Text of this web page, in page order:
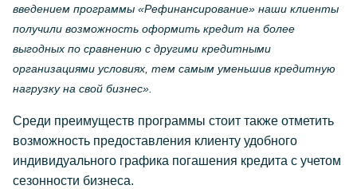
введением программы «Рефинансирование» наши клиенты
получили возможность оформить кредит на более
выгодных по сравнению с другими кредитными
организациями условиях, тем самым уменьшив кредитную
нагрузку на свой бизнес».
Среди преимуществ программы стоит также отметить
возможность предоставления клиенту удобного
индивидуального графика погашения кредита с учетом
сезонности бизнеса.